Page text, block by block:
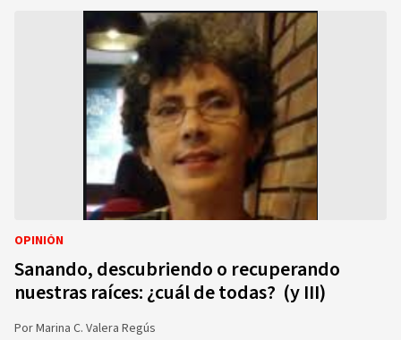
OPINIÓN
Sanando, descubriendo o recuperando
nuestras raíces: ¿cuál de todas? (y III)
PorMarina C. Valera Regús